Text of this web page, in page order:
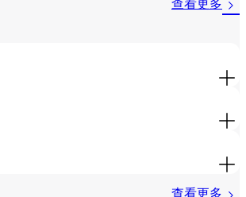
查看更多
查看更多